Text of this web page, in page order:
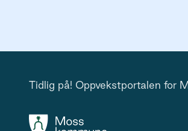
Tidlig på! Oppvekstportalen for